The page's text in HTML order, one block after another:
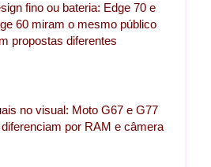
fino ou bateria: Edge 70 e
60 miram o mesmo público
propostas diferentes
no visual: Moto G67 e G77
por RAM e câmera